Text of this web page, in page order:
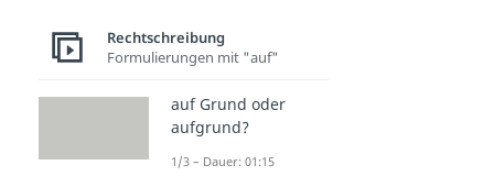
Rechtschreibung
Formulierungen mit "auf"
auf Grund oder
aufgrund?
1/3 – Dauer: 01:15